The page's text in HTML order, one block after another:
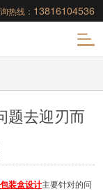
热线： 13816104536
题去迎刃而
装盒设计主要针对的问